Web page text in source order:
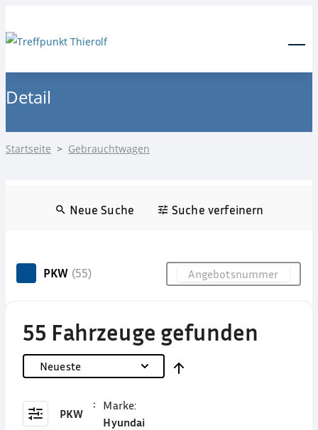
Detail
Startseite > Gebrauchtwagen
Neue Suche Suche verfeinern
PKW (55)
55 Fahrzeuge gefunden
Neueste
PKW
Marke:
Hyundai